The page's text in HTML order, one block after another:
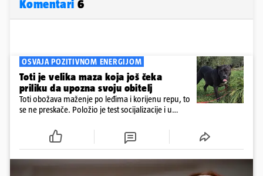
Komentari 6
OSVAJA POZITIVNOM ENERGIJOM
Toti je velika maza koja još čeka
priliku da upozna svoju obitelj
Toti obožava maženje po leđima i korijenu repu, to
se ne preskače. Položio je test socijalizacije i u
cijepljen protiv virusnih zaraznih bolesti